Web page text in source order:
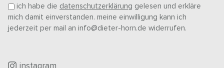
ich habe die datenschutzerklärung gelesen und erkläre
mich damit einverstanden. meine einwilligung kann ich
jederzeit per mail an info@dieter-horn.de widerrufen.
instagram